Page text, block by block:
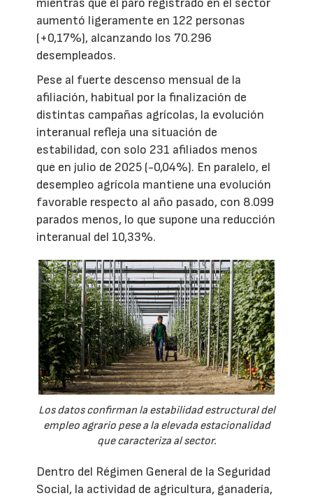
mientras que el paro registrado en el sector
aumentó ligeramente en 122 personas
(+0,17%), alcanzando los 70.296
desempleados.
Pese al fuerte descenso mensual de la
afiliación, habitual por la finalización de
distintas campañas agrícolas, la evolución
interanual refleja una situación de
estabilidad, con solo 231 afiliados menos
que en julio de 2025 (-0,04%). En paralelo, el
desempleo agrícola mantiene una evolución
favorable respecto al año pasado, con 8.099
parados menos, lo que supone una reducción
interanual del 10,33%.
Los datos confirman la estabilidad estructural del
empleo agrario pese a la elevada estacionalidad
que caracteriza al sector.
Dentro del Régimen General de la Seguridad
Social, la actividad de agricultura, ganadería,